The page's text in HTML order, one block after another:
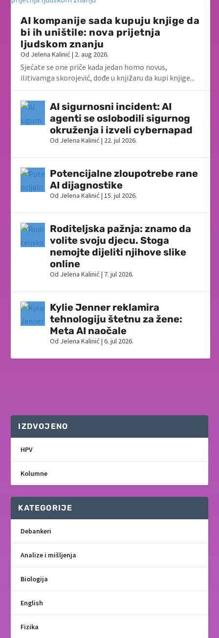
AI kompanije sada kupuju knjige da
bi ih uništile: nova prijetnja
ljudskom znanju
Od Jelena Kalinić | 2. aug 2026.
Sjećate se one priče kada jedan homo novus,
ilitivamga skorojević, dođe u knjižaru da kupi knjige...
AI sigurnosni incident: AI
agenti se oslobodili sigurnog
okruženja i izveli cybernapad
Od Jelena Kalinić | 22. jul 2026.
Potencijalne zloupotrebe rane
AI dijagnostike
Od Jelena Kalinić |15. jul 2026.
Roditeljska pažnja: znamo da
volite svoju djecu. Stoga
nemojte dijeliti njihove slike
online
Od Jelena Kalinić | 7. jul 2026.
Kylie Jenner reklamira
tehnologiju štetnu za žene:
Meta AI naočale
Od Jelena Kalinić |6. jul 2026.
IZDVOJENO
HPV
Kolumne
KATEGORIJE
Debankeri
Analize i mišljenja
Biologija
English
Fizika